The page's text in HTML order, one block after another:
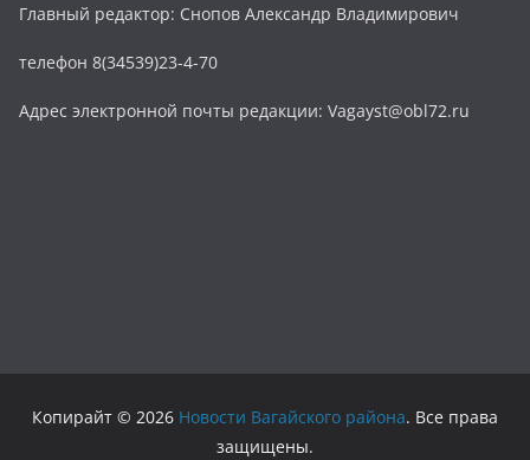
Главный редактор: Снопов Александр Владимирович
телефон 8(34539)23-4-70
Адрес электронной почты редакции: Vagayst@obl72.ru
Копирайт © 2026 Новости Вагайского района. Все права
защищены.